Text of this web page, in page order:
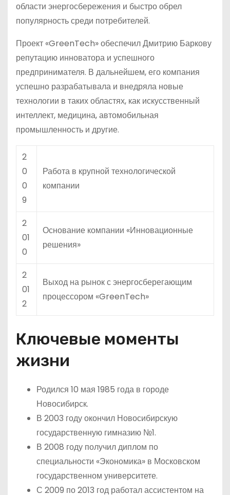
области энергосбережения и быстро обрел
популярность среди потребителей.
Проект «GreenTech» обеспечил Дмитрию Баркову
репутацию инноватора и успешного
предпринимателя. В дальнейшем, его компания
успешно разрабатывала и внедряла новые
технологии в таких областях, как искусственный
интеллект, медицина, автомобильная
промышленность и другие.
2
0
0
9
Работа в крупной технологической
компании
2
01
0
Основание компании «Инновационные
решения»
2
01
2
Выход на рынок с энергосберегающим
процессором «GreenTech»
Ключевые моменты
жизни
Родился 10 мая 1985 года в городе
Новосибирск.
В 2003 году окончил Новосибирскую
государственную гимназию №1.
В 2008 году получил диплом по
специальности «Экономика» в Московском
государственном университете.
С 2009 по 2013 год работал ассистентом на